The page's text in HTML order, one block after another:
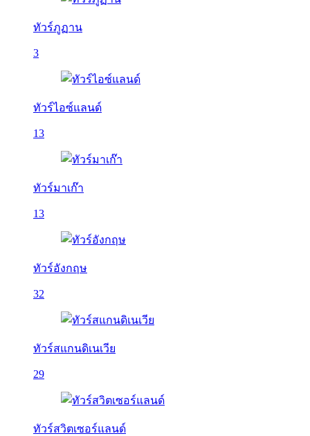
ทัวร์ภูฏาน
3
ทัวร์ไอซ์แลนด์
13
ทัวร์มาเก๊า
13
ทัวร์อังกฤษ
32
ทัวร์สแกนดิเนเวีย
29
ทัวร์สวิตเซอร์แลนด์